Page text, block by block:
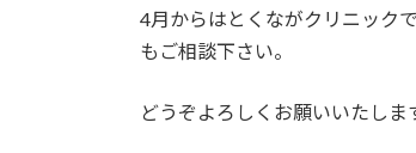
4月からはとくながクリニック
もご相談下さい。
どうぞよろしくお願いいたしま